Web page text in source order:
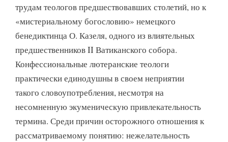
трудам теологов предшествовавших столетий, но к
«мистериальному богословию» немецкого
бенедиктинца О. Казеля, одного из влиятельных
предшественников II Ватиканского собора.
Конфессиональные лютеранские теологи
практически единодушны в своем неприятии
такого словоупотребления, несмотря на
несомненную экуменическую привлекательность
термина. Среди причин осторожного отношения к
рассматриваемому понятию: нежелательность